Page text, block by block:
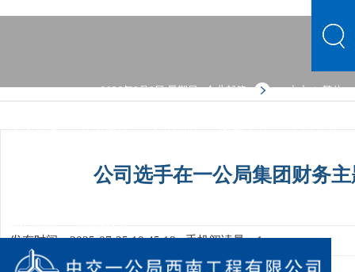
2026年8月9日 星期日企业邮箱 中文 | 繁体
中文首页 公司概况 文化品牌 新闻中心 主营业务
公司选手在一公局集团财务
发布时间：2025-07-25 10:45:18手机阅读量：1